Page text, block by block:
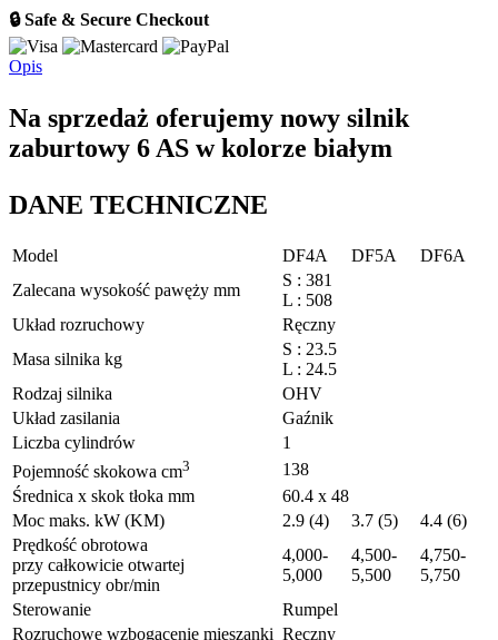
🔒 Safe & Secure Checkout
Opis
Na sprzedaż oferujemy nowy silnik
zaburtowy 6 AS w kolorze białym
DANE TECHNICZNE
Model DF4A DF5A
DF6A
Zalecana wysokość pawęży mm
S : 381
L : 508
Układ rozruchowy
Ręczny
Masa silnika kg
S : 23.5
L : 24.5
Rodzaj silnika
OHV
Układ zasilania
Gaźnik
Liczba cylindrów
1
Pojemność skokowa cm3
138
Średnica x skok tłoka mm
60.4 x 48
Moc maks. kW (KM)
2.9 (4) 3.7 (5)
4.4 (6)
Prędkość obrotowa
przy całkowicie otwartej
przepustnicy obr/min
4,000-
5,000
4,500-
5,500
4,750-
5,750
Sterowanie
Rumpel
Rozruchowe wzbogacenie mieszanki Ręczny